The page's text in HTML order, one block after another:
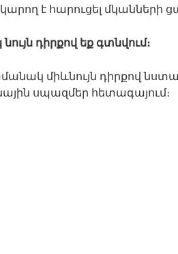
կարող է հարուցել մկանների
դիրքով եք գտնվում։
միևնույն դիրքով
սպազմեր հետագայում։